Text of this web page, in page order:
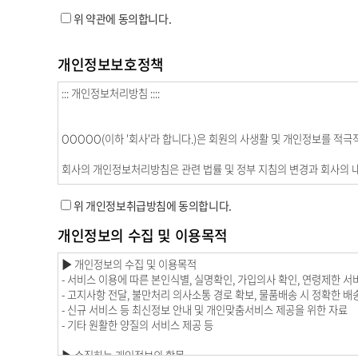
위 약관에 동의합니다.
개인정보보호정책
위 개인정보취급방침에 동의합니다.
개인정보의 수집 및 이용목적